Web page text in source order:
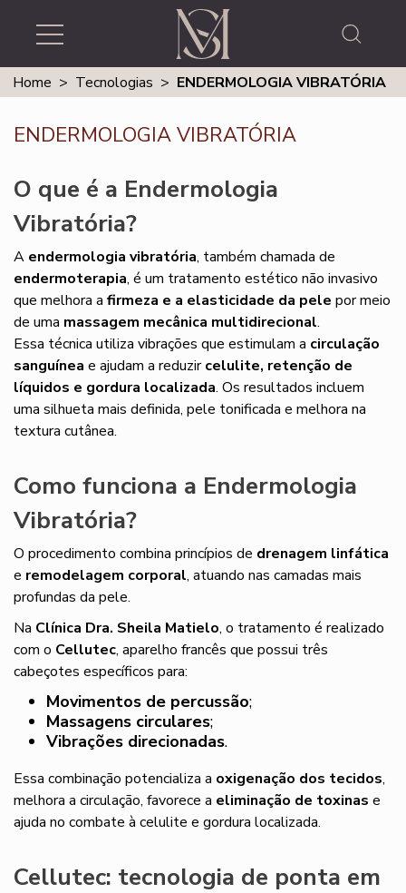
Home > Tecnologias > ENDERMOLOGIA VIBRATÓRIA
ENDERMOLOGIA VIBRATÓRIA
O que é a Endermologia
Vibratória?
A endermologia vibratória, também chamada de
endermoterapia, é um tratamento estético não invasivo
que melhora a firmeza e a elasticidade da pele por meio
de uma massagem mecânica multidirecional.
Essa técnica utiliza vibrações que estimulam a circulação
sanguínea e ajudam a reduzircelulite, retenção de
líquidos e gordura localizada. Os resultados incluem
uma silhueta mais definida, pele tonificada e melhora na
textura cutânea.
Como funciona a Endermologia
Vibratória?
O procedimento combina princípios de drenagem linfática
e remodelagem corporal, atuando nas camadas mais
profundas da pele.
Na Clínica Dra. Sheila Matielo, o tratamento é realizado
com o Cellutec, aparelho francês que possui três
cabeçotes específicos para:
Movimentos de percussão;
Massagens circulares;
Vibrações direcionadas.
Essa combinação potencializa a oxigenação dos tecidos,
melhora a circulação, favorece a eliminação de toxinas e
ajuda no combate à celulite e gordura localizada.
Cellutec: tecnologia de ponta em